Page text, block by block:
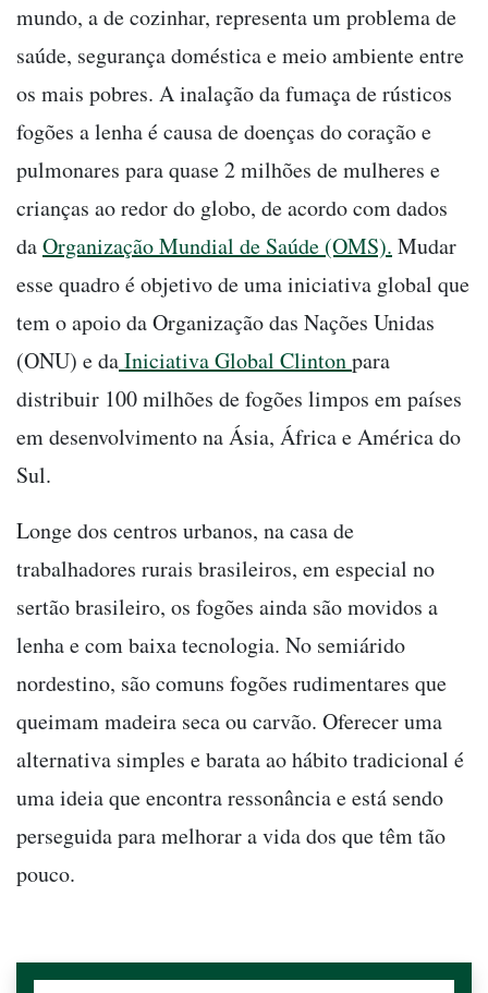
mundo, a de cozinhar, representa um problema de
saúde, segurança doméstica e meio ambiente entre
os mais pobres. A inalação da fumaça de rústicos
fogões a lenha é causa de doenças do coração e
pulmonares para quase 2 milhões de mulheres e
crianças ao redor do globo, de acordo com dados
daOrganização Mundial de Saúde (OMS). Mudar
esse quadro é objetivo de uma iniciativa global que
tem o apoio da Organização das Nações Unidas
(ONU) e daIniciativa Global Clintonpara
distribuir 100 milhões de fogões limpos em países
em desenvolvimento na Ásia, África e América do
Sul.
Longe dos centros urbanos, na casa de
trabalhadores rurais brasileiros, em especial no
sertão brasileiro, os fogões ainda são movidos a
lenha e com baixa tecnologia. No semiárido
nordestino, são comuns fogões rudimentares que
queimam madeira seca ou carvão. Oferecer uma
alternativa simples e barata ao hábito tradicional é
uma ideia que encontra ressonância e está sendo
perseguida para melhorar a vida dos que têm tão
pouco.